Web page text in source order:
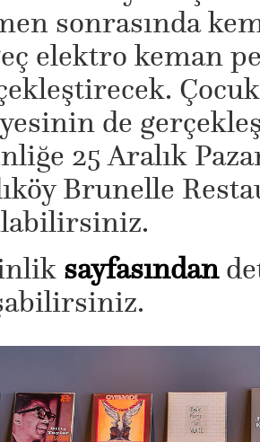
sonrasında
elektro keman
de
25 Aralık
Brunelle
sayfasından